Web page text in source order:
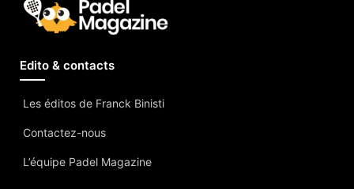
Edito & contacts
Les éditos de Franck Binisti
Contactez-nous
L’équipe Padel Magazine